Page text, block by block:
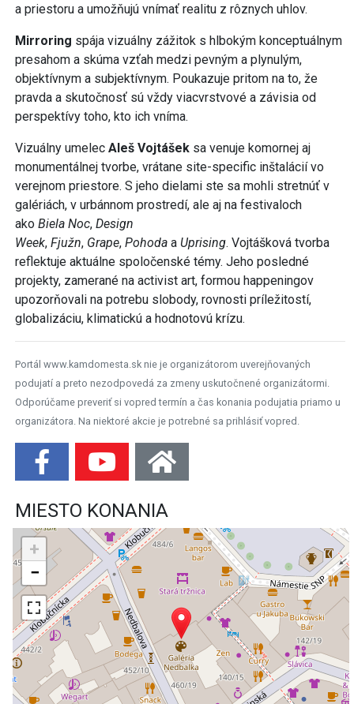
a priestoru a umožňujú vnímať realitu z rôznych uhlov.
Mirroring spája vizuálny zážitok s hlbokým konceptuálnym
presahom a skúma vzťah medzi pevným a plynulým,
objektívnym a subjektívnym. Poukazuje pritom na to, že
pravda a skutočnosť sú vždy viacvrstvové a závisia od
perspektívy toho, kto ich vníma.
Vizuálny umelec Aleš Vojtášek sa venuje komornej aj
monumentálnej tvorbe, vrátane site-specific inštalácií vo
verejnom priestore. S jeho dielami ste sa mohli stretnúť v
galériách, v urbánnom prostredí, ale aj na festivaloch
ako Biela Noc, Design
Week, Fjužn, Grape, Pohoda a Uprising. Vojtášková tvorba
reflektuje aktuálne spoločenské témy. Jeho posledné
projekty, zamerané na activist art, formou happeningov
upozorňovali na potrebu slobody, rovnosti príležitostí,
globalizáciu, klimatickú a hodnotovú krízu.
Portál www.kamdomesta.sk nie je organizátorom uverejňovaných
podujatí a preto nezodpovedá za zmeny uskutočnené organizátormi.
Odporúčame preveriť si vopred termín a čas konania podujatia priamo u
organizátora. Na niektoré akcie je potrebné sa prihlásiť vopred.
MIESTO KONANIA
+
−